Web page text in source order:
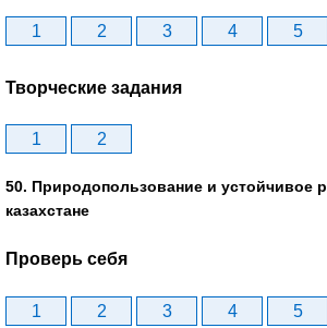
1 2 3 4 5
Творческие задания
1 2
50. Природопользование и устойчивое
казахстане
Проверь себя
1 2 3 4 5